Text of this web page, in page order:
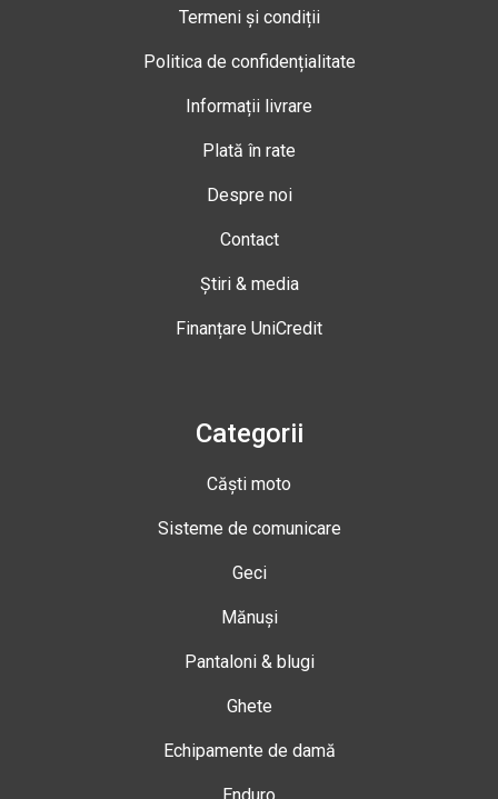
Termeni și condiții
Politica de confidențialitate
Informații livrare
Plată în rate
Despre noi
Contact
Știri & media
Finanțare UniCredit
Categorii
Căști moto
Sisteme de comunicare
Geci
Mănuși
Pantaloni & blugi
Ghete
Echipamente de damă